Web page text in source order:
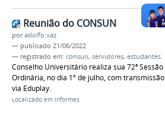
Reunião do CONSUN
poradolfo.vaz
— publicado 21/06/2022
— registrado em: consun, servidores, estudantes
Conselho Universitário realiza sua 72ª Sessão
Ordinária, no dia 1º de julho, com transmissão
via Eduplay.
Localizado em Informes